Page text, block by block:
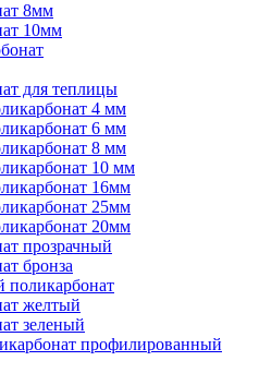
8мм
10мм
для теплицы
4 мм
6 мм
8 мм
10 мм
16мм
25мм
20мм
прозрачный
бронза
поликарбонат
желтый
зеленый
профилированный